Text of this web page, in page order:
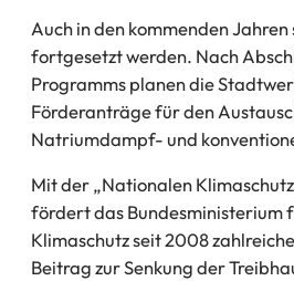
Auch in den kommenden
fortgesetzt werden. Nach
Programms planen die
Förderanträge für den
Natriumdampf- und
Mit der „Nationalen
fördert das Bundesministerium
Klimaschutz seit 2008
Beitrag zur Senkung der